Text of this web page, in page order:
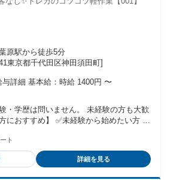
原駅から徒歩5分
東京都千代田区神田須田町]
詳細 基本給：時給 1400円 〜
・学歴は問いません。 未経験の方も大歓
い方 ✅接客なしの仕事を探している方
スに興味がある方 ✅長期で安定して働き
の方 ✅服装や髪色自由の職場で働きたい
ト
詳細を見る